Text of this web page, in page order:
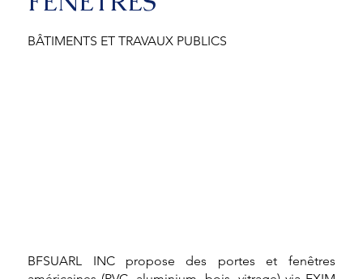
BÂTIMENTS ET TRAVAUX PUBLICS
BFSUARL INC propose des portes et fenêtres